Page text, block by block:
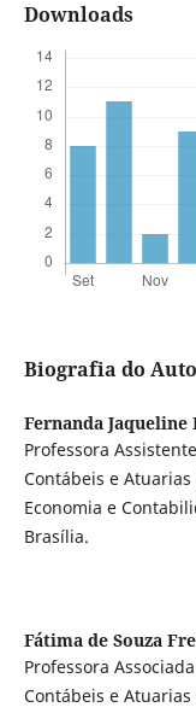
Downloads
Biografia do
Fernanda Jaqueline
Professora
Contábeis e
Economia e
Brasília.
Fátima de Souza
Professora
Contábeis e